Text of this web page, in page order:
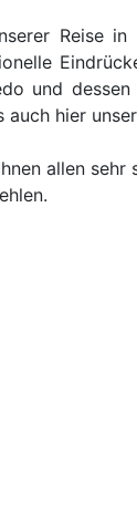
Reise
und
hier
allen sehr